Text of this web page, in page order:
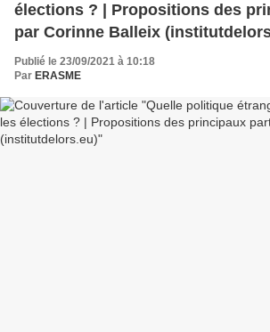
élections ? | Propositions des
par Corinne Balleix
Publié le 23/09/2021 à 10:18
Par ERASME